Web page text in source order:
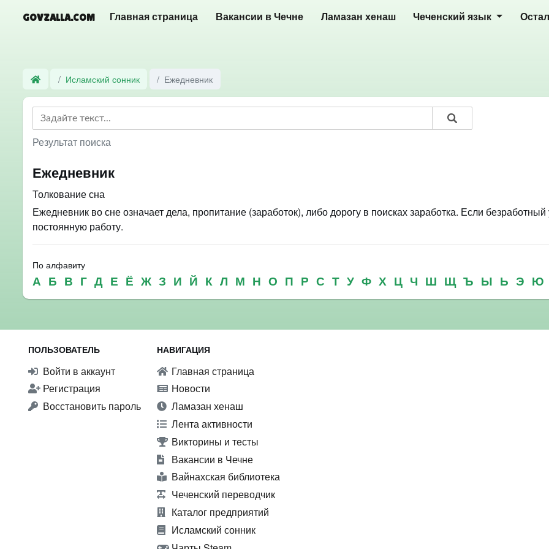
GOVZALLA.COM Главная страница Вакансии в Чечне Ламазан хенаш Чеченский язык
Исламский сонник Ежедневник
Результат поиска
Ежедневник
Толкование сна
Ежедневник во сне означает дела, пропитание (заработок), либо дорогу в поисках заработка. Если
постоянную работу.
По алфавиту
А Б В Г Д Е Ё Ж З И Й К Л М Н О П Р С Т У Ф Х Ц Ч Ш Щ Ъ Ы Ь Э Ю
ПОЛЬЗОВАТЕЛЬ
Войти в аккаунт
Регистрация
Восстановить пароль
НАВИГАЦИЯ
Главная страница
Новости
Ламазан хенаш
Лента активности
Викторины и тесты
Вакансии в Чечне
Вайнахская библиотека
Чеченский переводчик
Каталог предприятий
Исламский сонник